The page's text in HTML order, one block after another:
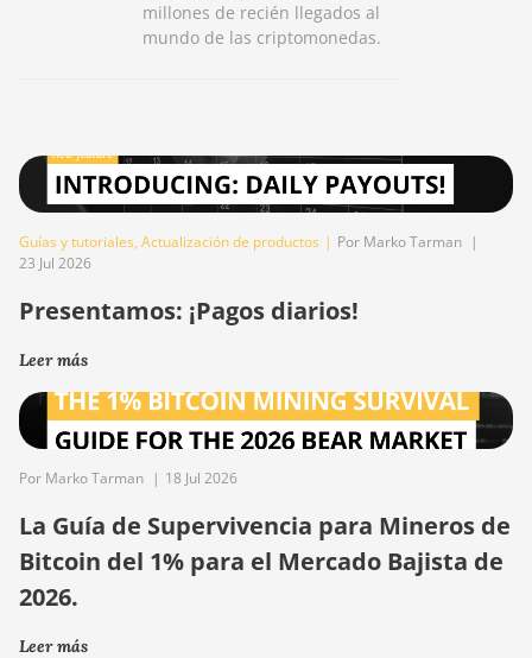
millones de recién llegados al
mundo de las criptomonedas.
Guías y tutoriales, Actualización de productos | Por Marko Tarman |
23 Jul 2026
Presentamos: ¡Pagos diarios!
Leer más
Por Marko Tarman | 18 Jul 2026
La Guía de Supervivencia para Mineros de
Bitcoin del 1% para el Mercado Bajista de
2026.
Leer más